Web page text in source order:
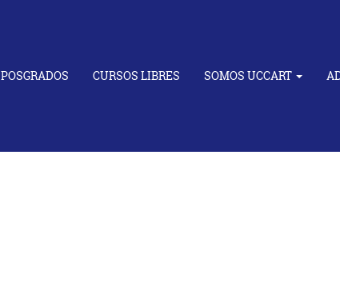
POSGRADOS CURSOS LIBRES SOMOS UCCART